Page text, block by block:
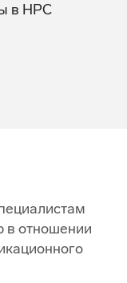
в НРС
в отношении